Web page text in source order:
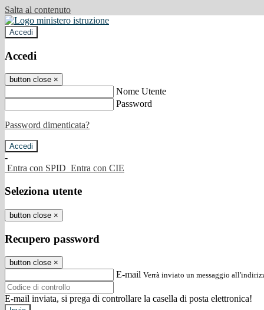
Salta al contenuto
Accedi
Accedi
button close ×
Nome Utente
Password
Password dimenticata?
-
Entra con SPID Entra con CIE
Seleziona utente
button close ×
Recupero password
button close ×
E-mail Verrà inviato un messaggio
E-mail inviata, si prega di controllare la casella di posta elettronica!